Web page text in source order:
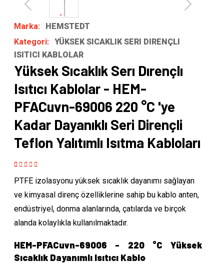
Previous
Next
Marka:
HEMSTEDT
Kategori: YÜKSEK SICAKLIK SERI DIRENÇLI
ISITICI KABLOLAR
Yüksek Sıcaklık Serı Dırençlı
Isıtıcı Kablolar - HEM-
PFACuvn-69006 220 °C 'ye
Kadar Dayanıklı Seri Dirençli
Teflon Yalıtımlı Isıtma Kabloları
of 5 based on
rating
PTFE izolasyonu yüksek sıcaklık dayanımı sağlayan
ve kimyasal direnç özelliklerine sahip bu kablo anten,
endüstriyel, donma alanlarında, çatılarda ve birçok
alanda kolaylıkla kullanılmaktadır.
HEM-PFACuvn-69006 - 220 °C Yüksek
Sıcaklık Dayanımlı Isıtıcı Kablo